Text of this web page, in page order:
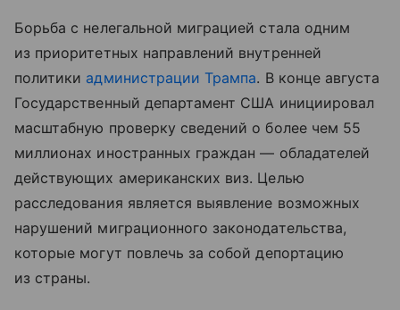
Борьба с нелегальной миграцией стала одним
из приоритетных направлений внутренней
политики администрации Трампа. В конце августа
Государственный департамент США инициировал
масштабную проверку сведений о более чем 55
миллионах иностранных граждан — обладателей
действующих американских виз. Целью
расследования является выявление возможных
нарушений миграционного законодательства,
которые могут повлечь за собой депортацию
из страны.